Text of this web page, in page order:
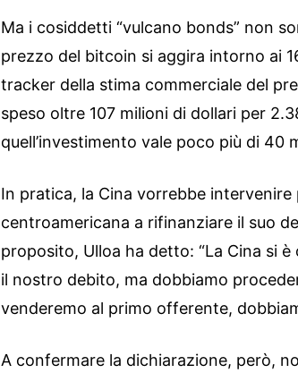
Ma i cosiddetti “vulcano bonds” non
prezzo del bitcoin si aggira intorno ai
tracker della stima commerciale del
speso oltre 107 milioni di dollari per
quell’investimento vale poco più di 40
In pratica, la Cina vorrebbe intervenire
centroamericana a rifinanziare il suo
proposito, Ulloa ha detto: “La Cina si
il nostro debito, ma dobbiamo
venderemo al primo offerente,
A confermare la dichiarazione, però,